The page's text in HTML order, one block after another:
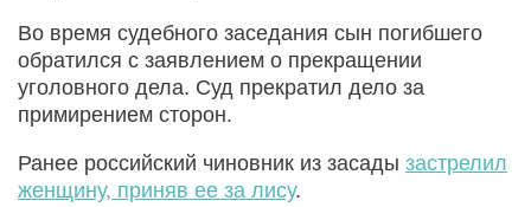
Во время судебного заседания сын погибшего
обратился с заявлением о прекращении
уголовного дела. Суд прекратил дело за
примирением сторон.
Ранее российский чиновник из засады застрелил
женщину, приняв ее за лису.